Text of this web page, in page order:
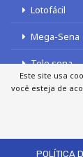
Lotofácil
Mega-Sena
Tele sena
POLÍTICA
Este site usa
você esteja de